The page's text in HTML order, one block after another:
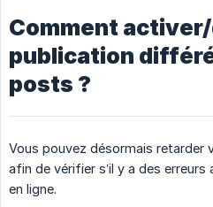
Comment
publication
posts ?
Vous pouvez désormais retarder
afin de vérifier s’il y a des erreurs
en ligne.